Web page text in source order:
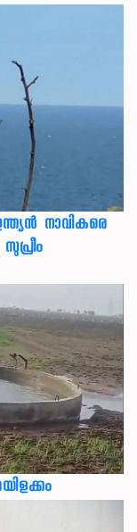
നാവികരെ